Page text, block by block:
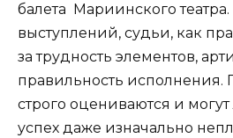
балета Мариинского
выступлений, судьи, как
за трудность элементов,
правильность исполнения.
строго оцениваются и
успех даже изначально